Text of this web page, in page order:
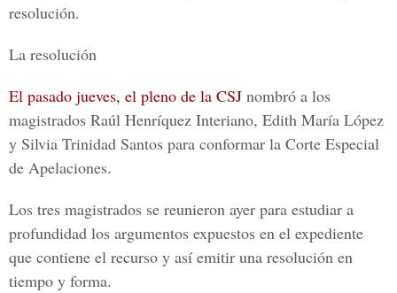
resolución.
La resolución
El pasado jueves, el pleno de la CSJ nombró a los
magistrados Raúl Henríquez Interiano, Edith María López
y Silvia Trinidad Santos para conformar la Corte Especial
de Apelaciones.
Los tres magistrados se reunieron ayer para estudiar a
profundidad los argumentos expuestos en el expediente
que contiene el recurso y así emitir una resolución en
tiempo y forma.